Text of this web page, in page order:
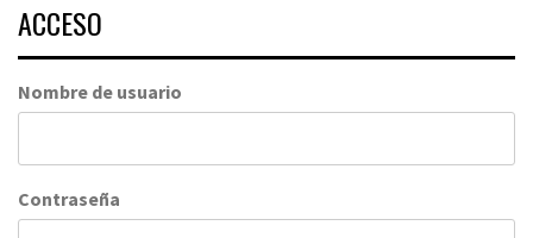
ACCESO
Nombre de usuario
Contraseña